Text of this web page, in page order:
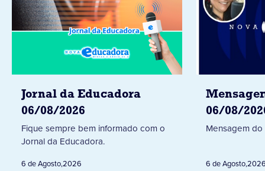
Jornal da Educadora
06/08/2026
Fique sempre bem informado com o
Jornal da Educadora.
6 de Agosto,2026
06/08/
Mensagem do
6 de Agosto,